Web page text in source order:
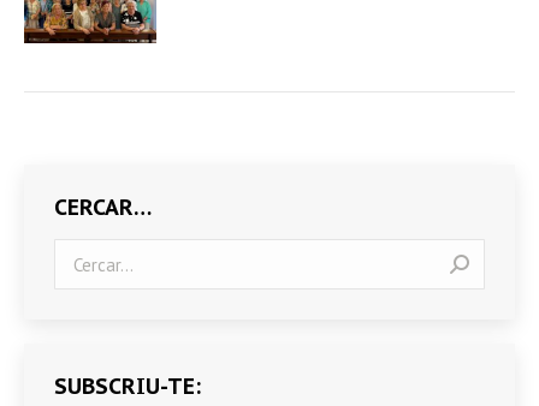
CERCAR…
SUBSCRIU-TE: